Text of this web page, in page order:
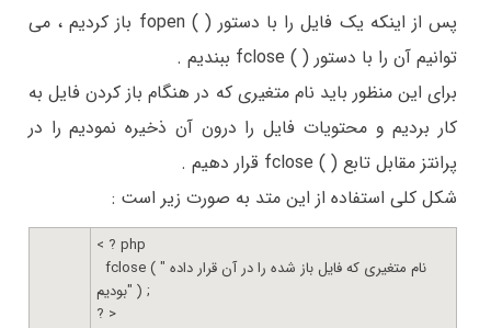
پس از اینکه یک فایل را با دستور ( ) fopen باز کردیم ، می
توانیم آن را با دستور ( ) fclose ببندیم .
برای این منظور باید نام متغیری که در هنگام باز کردن فایل به
کار بردیم و محتویات فایل را درون آن ذخیره نمودیم را در
پرانتز مقابل تابع ( ) fclose قرار دهیم .
شکل کلی استفاده از این متد به صورت زیر است :
< ? php
fclose ( " نام متغیری که فایل باز شده را در آن قرار داده
بودیم" ) ;
? >